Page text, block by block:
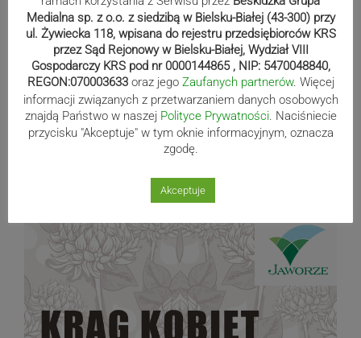
12/06/2019
GBP Lipowa: Spotkanie z Haliną
Sochą
12/06/2019 - do - 11/06/2019
Medialna sp. z o.o. z siedzibą w Bielsku-Białej (43-300) przy
ul. Żywiecka 118, wpisana do rejestru przedsiębiorców KRS
przez Sąd Rejonowy w Bielsku-Białej, Wydział VIII
Gospodarczy KRS pod nr 0000144865 , NIP: 5470048840,
REGON:070003633 oraz jego Zaufanych partnerów. Więcej
informacji związanych z przetwarzaniem danych osobowych
znajdą Państwo w naszej Polityce Prywatności. Naciśniecie
przycisku "Akceptuje" w tym oknie informacyjnym, oznacza
zgodę.
Akceptuje